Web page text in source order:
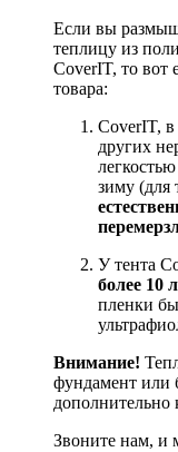
Если вы
теплицу из
CoverIT, то вот
товара:
CoverIT, в
других
зиму (для
У тента
более 10
пленки
Внимание!
фундамент или
дополнительно
Звоните нам, и